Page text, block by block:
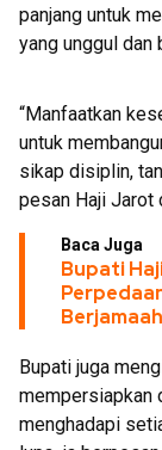
panjang untuk
yang unggul dan
“Manfaatkan
untuk
sikap disiplin,
pesan Haji Jarot
Baca Juga
Bupati
Berjamaah
Bupati juga
mempersiapkan
menghadapi